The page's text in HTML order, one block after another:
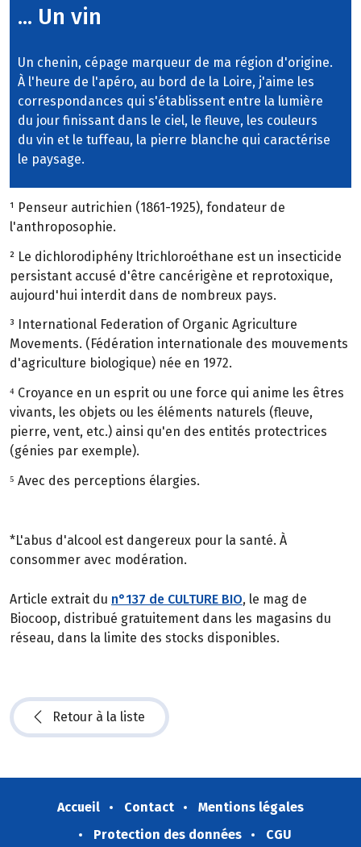
... Un vin
Un chenin, cépage marqueur de ma région d'origine.
À l'heure de l'apéro, au bord de la Loire, j'aime les
correspondances qui s'établissent entre la lumière
du jour finissant dans le ciel, le fleuve, les couleurs
du vin et le tuffeau, la pierre blanche qui caractérise
le paysage.
¹ Penseur autrichien (1861-1925), fondateur de
l'anthroposophie.
² Le dichlorodiphény ltrichloroéthane est un insecticide
persistant accusé d'être cancérigène et reprotoxique,
aujourd'hui interdit dans de nombreux pays.
³ International Federation of Organic Agriculture
Movements. (Fédération internationale des mouvements
d'agriculture biologique) née en 1972.
⁴ Croyance en un esprit ou une force qui anime les êtres
vivants, les objets ou les éléments naturels (fleuve,
pierre, vent, etc.) ainsi qu'en des entités protectrices
(génies par exemple).
⁵ Avec des perceptions élargies.
*L'abus d'alcool est dangereux pour la santé. À
consommer avec modération.
Article extrait du n°137 de CULTURE BIO, le mag de
Biocoop, distribué gratuitement dans les magasins du
réseau, dans la limite des stocks disponibles.
Retour à la liste
Accueil Contact
Mentions légales
Protection des données
CGU